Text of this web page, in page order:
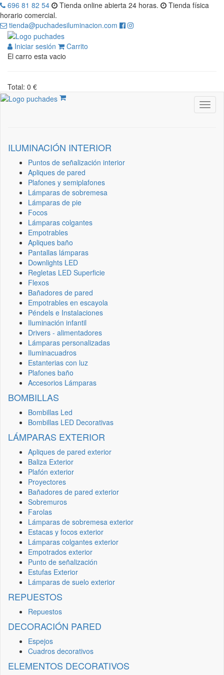
696 81 82 54 Tienda online abierta 24 horas.
Tienda física
horario comercial.
tienda@puchadesiluminacion.com
Iniciar sesión
Carrito
El carro esta vacio
Total: 0 €
ILUMINACIÓN INTERIOR
Puntos de señalización interior
Apliques de pared
Plafones y semiplafones
Lámparas de sobremesa
Lámparas de pie
Focos
Lámparas colgantes
Empotrables
Apliques baño
Pantallas lámparas
Downlights LED
Regletas LED Superficie
Flexos
Bañadores de pared
Empotrables en escayola
Péndels e Instalaciones
Iluminación infantil
Drivers - alimentadores
Lámparas personalizadas
Iluminacuadros
Estanterias con luz
Plafones baño
Accesorios Lámparas
BOMBILLAS
Bombillas Led
Bombillas LED Decorativas
LÁMPARAS EXTERIOR
Apliques de pared exterior
Baliza Exterior
Plafón exterior
Proyectores
Bañadores de pared exterior
Sobremuros
Farolas
Lámparas de sobremesa exterior
Estacas y focos exterior
Lámparas colgantes exterior
Empotrados exterior
Punto de señalización
Estufas Exterior
Lámparas de suelo exterior
REPUESTOS
Repuestos
DECORACIÓN PARED
Espejos
Cuadros decorativos
ELEMENTOS DECORATIVOS